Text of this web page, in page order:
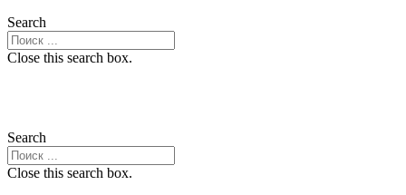
Search
Close this search box.
Search
Close this search box.